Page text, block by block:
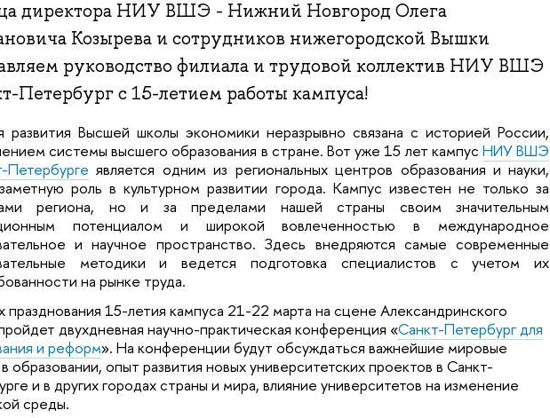
директора НИУ ВШЭ - Нижний Новгород Олега
Козырева и сотрудников нижегородской Вышки
руководство филиала и трудовой коллектив НИУ ВШЭ
Петербург с 15-летием работы кампуса!
развития Высшей школы экономики неразрывно связана с историей России,
системы высшего образования в стране. Вот уже 15 лет кампусНИУ ВШЭ
Петербурге является одним из региональных центров образования и науки,
роль в культурном развитии города. Кампус известен не только за
региона, но и за пределами нашей страны своим значительным
потенциалом и широкой вовлеченностью в международное
и научное пространство. Здесь внедряются самые современные
методики и ведется подготовка специалистов с учетом их
на рынке труда.
празднования 15-летия кампуса 21-22 марта на сцене Александринского
двухдневная научно-практическая конференция «Санкт-Петербург для
и реформ». На конференции будут обсуждаться важнейшие мировые
образовании, опыт развития новых университетских проектов в Санкт-
и в других городах страны и мира, влияние университетов на изменение
среды.